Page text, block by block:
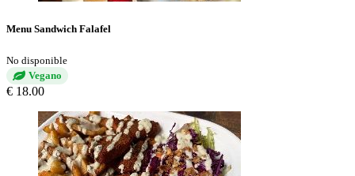
Menu Sandwich Falafel
No disponible
Vegano
€ 18.00